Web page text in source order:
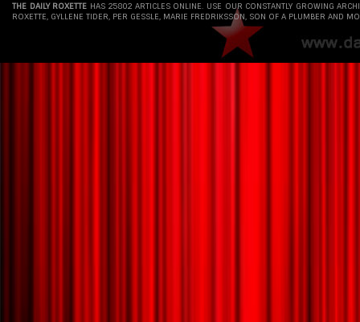
THE DAILY ROXETTE HAS 25802 ARTICLES ONLINE. USE OUR CONSTANTLY GROWING
ROXETTE, GYLLENE TIDER, PER GESSLE, MARIE FREDRIKSSON, SON OF A PLUMBER AND